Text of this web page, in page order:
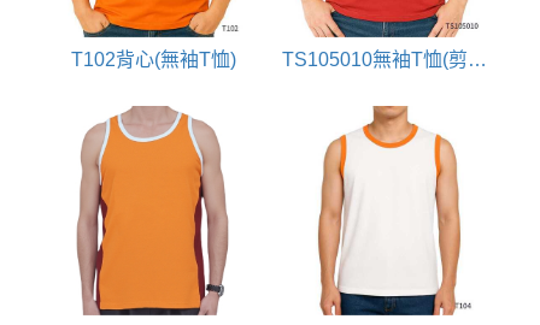
T102背心(無袖T恤) TS105010無袖T恤(剪接配色)